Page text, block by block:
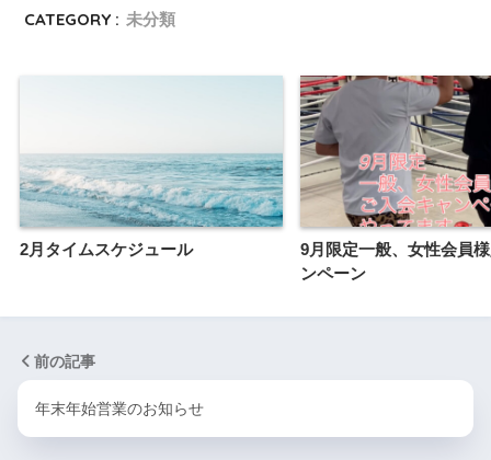
CATEGORY : 未分類
2月タイムスケジュール
9月限定一般、女性会員
ンペーン
前の記事
年末年始営業のお知らせ